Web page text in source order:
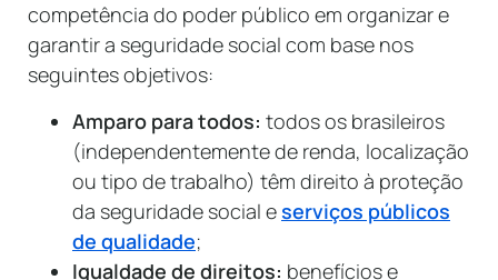
competência do poder público em organizar e
garantir a seguridade social com base nos
seguintes objetivos:
Amparo para todos: todos os brasileiros
(independentemente de renda, localização
ou tipo de trabalho) têm direito à proteção
da seguridade social eserviços públicos
de qualidade;
Igualdade de direitos: benefícios e